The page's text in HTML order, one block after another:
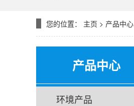
您的位置： 主页 > 产品中心
产品中心
环境产品